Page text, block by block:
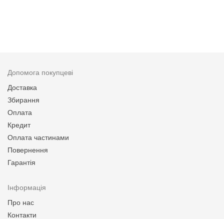
Допомога покупцеві
Доставка
Збирання
Оплата
Кредит
Оплата частинами
Повернення
Гарантія
Інформація
Про нас
Контакти